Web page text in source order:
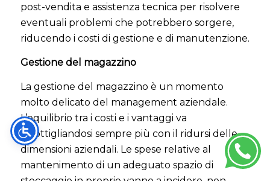
post-vendita e assistenza tecnica per risolvere
eventuali problemi che potrebbero sorgere,
riducendo i costi di gestione e di manutenzione.
Gestione del magazzino
La gestione del magazzino è un momento
molto delicato del management aziendale.
L’equilibrio tra i costi e i vantaggi va
assottigliandosi sempre più con il ridursi delle
dimensioni aziendali. Le spese relative al
mantenimento di un adeguato spazio di